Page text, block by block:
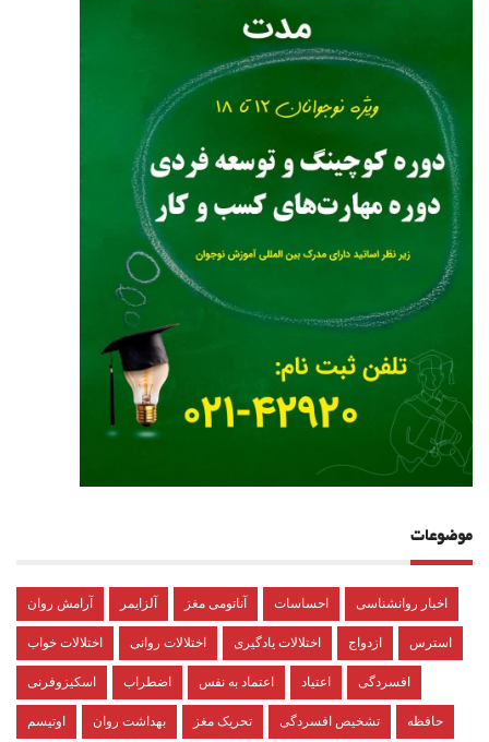
موضوعات
آرامش روان آلزایمر آناتومی مغز احساسات اخبار روانشناسی
اختلالات خواب اختلالات روانی اختلالات یادگیری ازدواج استرس
اسکیزوفرنی اضطراب اعتماد به نفس اعتیاد افسردگی
اوتیسم بهداشت روان تحریک مغز تشخیص افسردگی حافظه